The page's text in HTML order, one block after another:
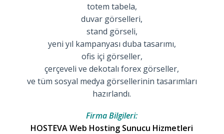
totem tabela,
duvar görselleri,
stand görseli,
yeni yıl kampanyası duba tasarımı,
ofis içi görseller,
çerçeveli ve dekotalı forex görseller,
ve tüm sosyal medya görsellerinin tasarımları
hazırlandı.
Firma Bilgileri:
HOSTEVA Web Hosting Sunucu Hizmetleri